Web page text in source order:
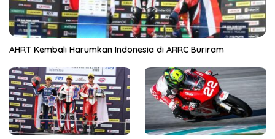
AHRT Kembali Harumkan Indonesia di ARRC Buriram